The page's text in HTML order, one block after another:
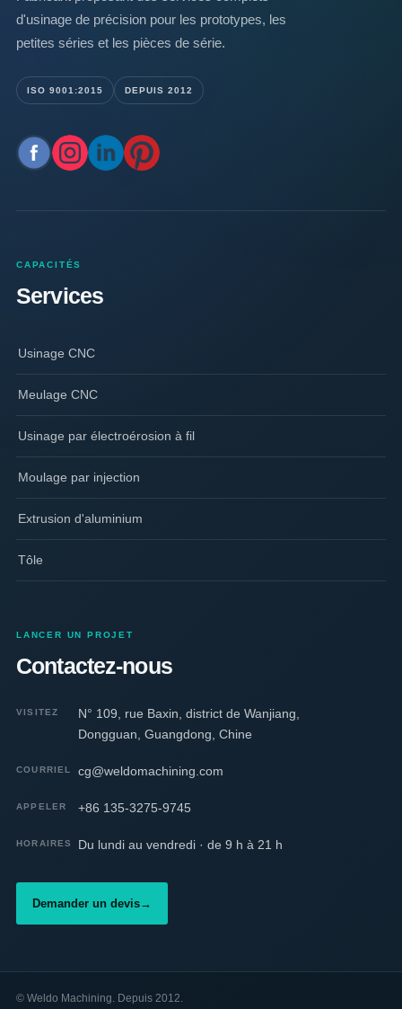
d'usinage de précision pour les prototypes, les
petites séries et les pièces de série.
ISO 9001:2015 DEPUIS 2012
CAPACITÉS
Services
Usinage CNC
Meulage CNC
Usinage par électroérosion à fil
Moulage par injection
Extrusion d'aluminium
Tôle
LANCER UN PROJET
Contactez-nous
VISITEZ
N° 109, rue Baxin, district de Wanjiang,
Dongguan, Guangdong, Chine
COURRIEL cg@weldomachining.com
APPELER +86 135-3275-9745
HORAIRES Du lundi au vendredi · de 9 h à 21 h
Demander un devis→
© Weldo Machining. Depuis 2012.